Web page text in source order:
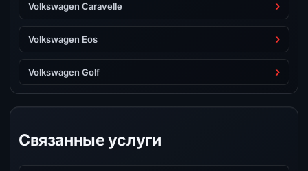
Volkswagen Caravelle
Volkswagen Eos
Volkswagen Golf
Связанные услуги